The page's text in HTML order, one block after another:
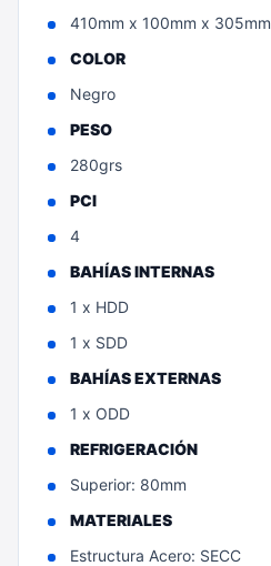
410mm x 100mm x 305mm
COLOR
Negro
PESO
280grs
PCI
4
BAHÍAS INTERNAS
1 x HDD
1 x SDD
BAHÍAS EXTERNAS
1 x ODD
REFRIGERACIÓN
Superior: 80mm
MATERIALES
Estructura Acero: SECC